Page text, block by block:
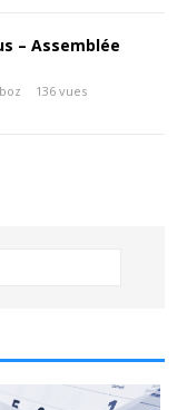
– Assemblée
136 vues